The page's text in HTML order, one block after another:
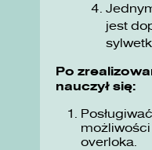
jest
Po
nauczył się:
overloka.